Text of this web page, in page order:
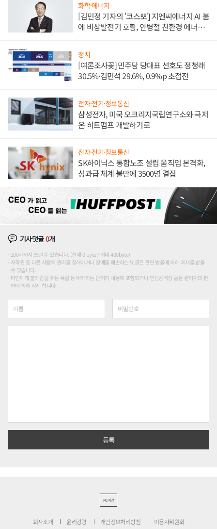
화학·에너지
[김민정 기자의 '코스뽀'] 지엔씨에너지 AI 붐
에 비상발전기 호황, 안병철 친환경 에너지
정치
[여론조사꽃] 민주당 당대표 선호도 정청래
30.5%·김민석 29.6%, 0.9%p 초접전
전자·전기·정보통신
삼성전자, 미국 오크리지국립연구소와 극저
온 히트펌프 개발하기로
전자·전기·정보통신
SK하이닉스 통합노조 설립 움직임 본격화,
성과급 체계 불만에 3500명 결집
기사댓글0개
200자까지 쓰실 수 있습니다. (현재 0 byte / 최대 400byte)
저작권 등 다른 사람의 권리를 침해하거나 명예를 훼손하는 댓글은 관련 법률에 의해 제재를 받을
수 있습니다.
타인에게 불쾌감을 주는 욕설 등 비하하는 단어가 내용에 포함되거나 인신공격성 글은 관리자의 판
단에 의해 삭제 합니다.
PC버전
회사소개 윤리강령 개인정보처리방침 이용자위원회